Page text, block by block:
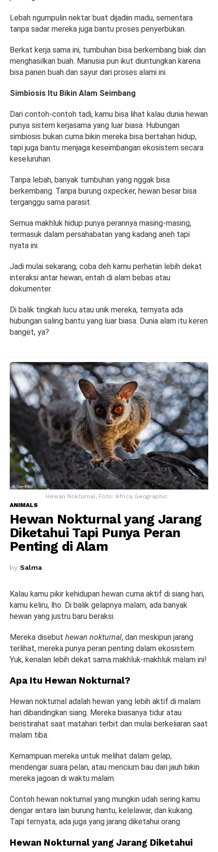
Lebah ngumpulin nektar buat dijadiin madu, sementara
tanpa sadar mereka juga bantu proses penyerbukan.
Berkat kerja sama ini, tumbuhan bisa berkembang biak dan
menghasilkan buah. Manusia pun ikut diuntungkan karena
bisa panen buah dan sayur dari proses alami ini.
Simbiosis Itu Bikin Alam Seimbang
Dari contoh-contoh tadi, kamu bisa lihat kalau dunia hewan
punya sistem kerjasama yang luar biasa. Hubungan
simbiosis bukan cuma bikin mereka bisa bertahan hidup,
tapi juga bantu menjaga keseimbangan ekosistem secara
keseluruhan.
Tanpa lebah, banyak tumbuhan yang nggak bisa
berkembang. Tanpa burung oxpecker, hewan besar bisa
terganggu sama parasit.
Semua makhluk hidup punya perannya masing-masing,
termasuk dalam persahabatan yang kadang aneh tapi
nyata ini.
Jadi mulai sekarang, coba deh kamu perhatiin lebih dekat
interaksi antar hewan, entah di alam bebas atau
dokumenter.
Di balik tingkah lucu atau unik mereka, ternyata ada
hubungan saling bantu yang luar biasa. Dunia alam itu keren
banget, ya?
Hewan Nokturnal, Foto: Africa Geographic
ANIMALS
Hewan Nokturnal yang Jarang
Diketahui Tapi Punya Peran
Penting di Alam
by Salma
Kalau kamu pikir kehidupan hewan cuma aktif di siang hari,
kamu keliru, lho. Di balik gelapnya malam, ada banyak
hewan yang justru baru beraksi.
Mereka disebut hewan nokturnal, dan meskipun jarang
terlihat, mereka punya peran penting dalam ekosistem.
Yuk, kenalan lebih dekat sama makhluk-makhluk malam ini!
Apa Itu Hewan Nokturnal?
Hewan nokturnal adalah hewan yang lebih aktif di malam
hari dibandingkan siang. Mereka biasanya tidur atau
beristirahat saat matahari terbit dan mulai berkeliaran saat
malam tiba.
Kemampuan mereka untuk melihat dalam gelap,
mendengar suara pelan, atau mencium bau dari jauh bikin
mereka jagoan di waktu malam.
Contoh hewan nokturnal yang mungkin udah sering kamu
dengar antara lain burung hantu, kelelawar, dan kukang.
Tapi ternyata, ada juga yang jarang diketahui orang.
Hewan Nokturnal yang Jarang Diketahui